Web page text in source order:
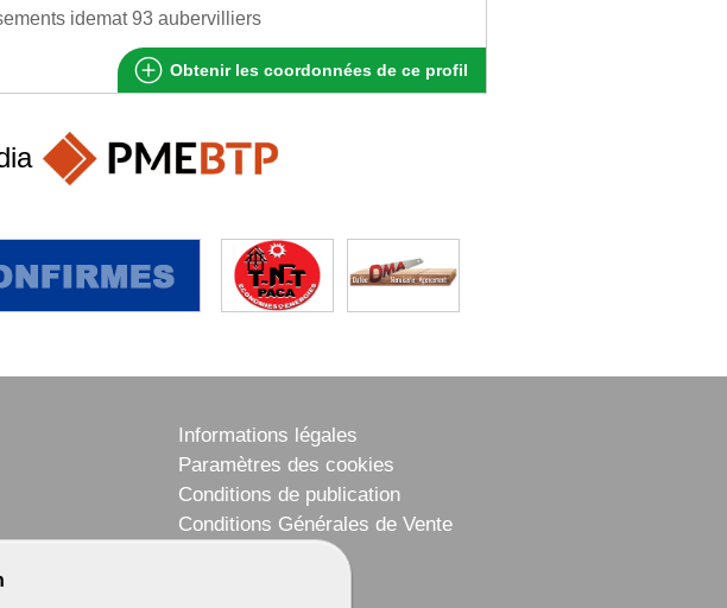
idemat 93 aubervilliers
Obtenir les coordonnées de ce profil
Informations légales
Paramètres des cookies
Conditions de publication
Conditions Générales de Vente